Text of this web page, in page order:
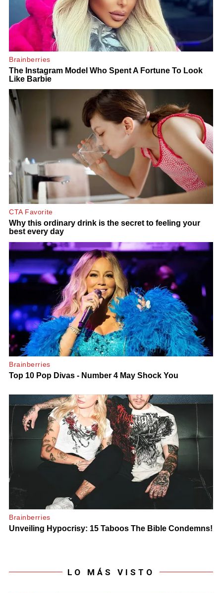
LO MÁS VISTO